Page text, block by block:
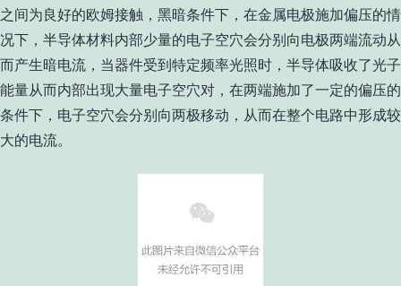
之间为良好的欧姆接触，黑暗条件下，在金属电极施加偏压的情
况下，半导体材料内部少量的电子空穴会分别向电极两端流动从
而产生暗电流，当器件受到特定频率光照时，半导体吸收了光子
能量从而内部出现大量电子空穴对，在两端施加了一定的偏压的
条件下，电子空穴会分别向两极移动，从而在整个电路中形成较
大的电流。